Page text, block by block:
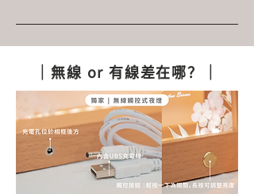
｜無線 or 有線差在哪？｜